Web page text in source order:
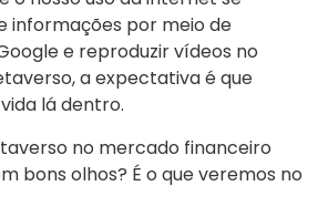
informações por meio de
e reproduzir vídeos no
a expectativa é que
lá dentro.
no mercado financeiro
bons olhos? É o que veremos no